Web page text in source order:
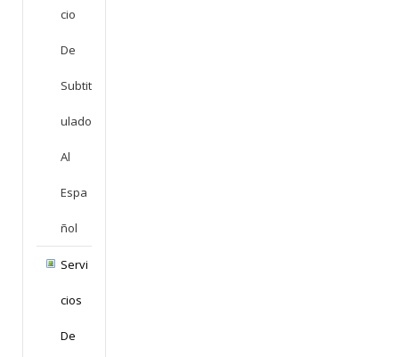
Cio
De
Subtit
Ulado
Al
Espa
Ñol
Servi
Cios
De